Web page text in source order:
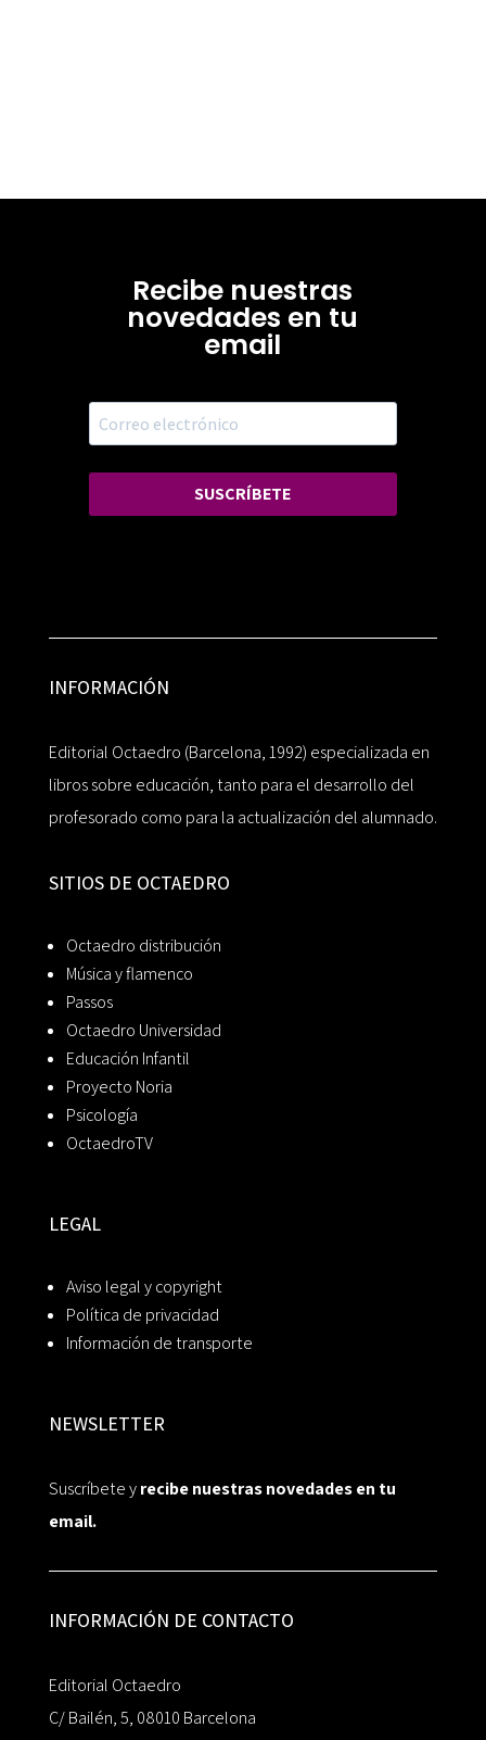
Recibe nuestras
novedades en tu
email
SUSCRÍBETE
INFORMACIÓN
Editorial Octaedro (Barcelona, 1992) especializada en
libros sobre educación, tanto para el desarrollo del
profesorado como para la actualización del alumnado.
SITIOS DE OCTAEDRO
Octaedro distribución
Música y flamenco
Passos
Octaedro Universidad
Educación Infantil
Proyecto Noria
Psicología
OctaedroTV
LEGAL
Aviso legal y copyright
Política de privacidad
Información de transporte
NEWSLETTER
Suscríbete yrecibe nuestras novedades en tu
email.
INFORMACIÓN DE CONTACTO
Editorial Octaedro
C/ Bailén, 5, 08010 Barcelona